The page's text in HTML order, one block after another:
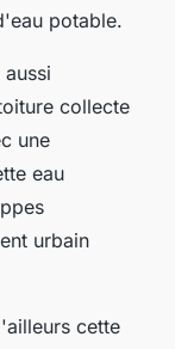
potable.
collecte
une
eau
urbain
cette